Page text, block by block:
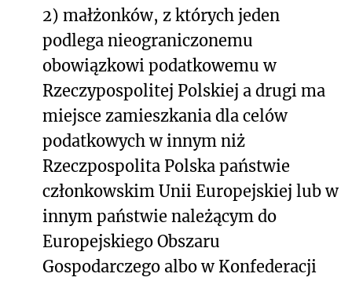
2) małżonków, z których jeden
podlega nieograniczonemu
obowiązkowi podatkowemu w
Rzeczypospolitej Polskiej a drugi ma
miejsce zamieszkania dla celów
podatkowych w innym niż
Rzeczpospolita Polska państwie
członkowskim Unii Europejskiej lub w
innym państwie należącym do
Europejskiego Obszaru
Gospodarczego albo w Konfederacji